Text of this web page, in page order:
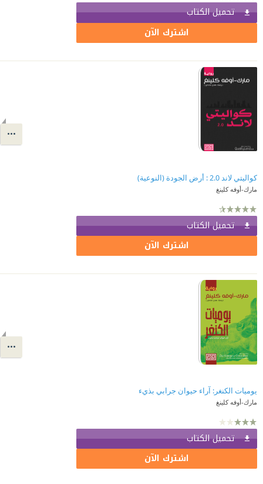
تحميل الكتاب
اشترك الآن
كواليتي لاند 2.0 : أرض الجودة (النوعية)
مارك-أوفه كلينغ
تحميل الكتاب
اشترك الآن
يوميات الكنغر: آراء حيوان جرابي بذيء
مارك-أوفه كلينغ
تحميل الكتاب
اشترك الآن